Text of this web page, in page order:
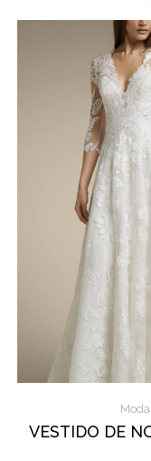
VESTIDO DE